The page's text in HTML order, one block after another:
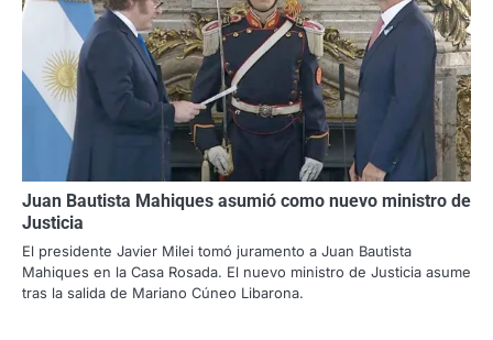
Juan Bautista Mahiques asumió como nuevo ministro de
Justicia
El presidente Javier Milei tomó juramento a Juan Bautista
Mahiques en la Casa Rosada. El nuevo ministro de Justicia asume
tras la salida de Mariano Cúneo Libarona.